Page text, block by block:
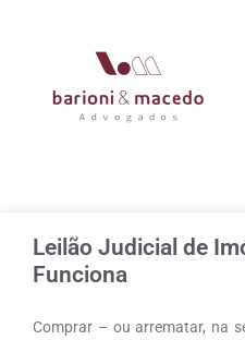
Leilão Judicial de
Funciona
Comprar – ou arrematar, na